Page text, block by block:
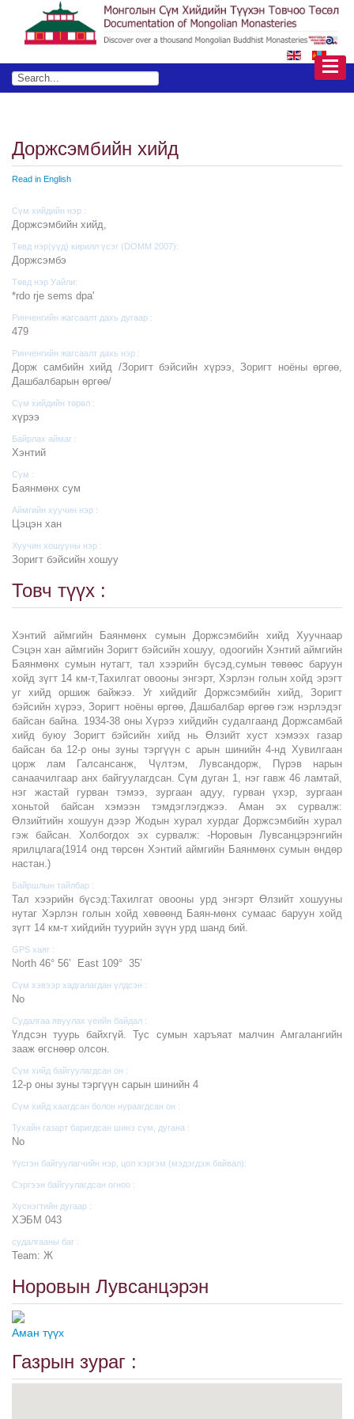
Доржсэмбийн хийд
Read in English
Сүм хийдийн нэр :
Доржсэмбийн хийд,
Төвд нэр(үүд) кирилл үсэг (DOMM 2007):
Доржсэмбэ
Төвд нэр Уайли:
*rdo rje sems dpa'
Ринченгийн жагсаалт дахь дугаар :
479
Ринченгийн жагсаалт дахь нэр :
Дорж сaмбийн хийд /Зоригт бэйсийн хүрээ, Зоригт ноёны өргөө,
Дашбалбарын өргөө/
Сүм хийдийн төрөл :
хүрээ
Байрлах аймаг :
Хэнтий
Сум :
Баянмөнх сум
Аймгийн хуучин нэр :
Цэцэн хан
Хуучин хошууны нэр :
Зоригт бэйсийн хошуу
Товч түүх :
Хэнтий аймгийн Баянмөнх сумын Доржсэмбийн хийд Хуучнаар
Сэцэн хан аймгийн Зоригт бэйсийн хошуу, одоогийн Хэнтий аймгийн
Баянмөнх сумын нутагт, тал хээрийн бүсэд,сумын төвөөс баруун
хойд зүгт 14 км-т,Тахилгат овооны энгэрт, Хэрлэн голын хойд эрэгт
уг хийд оршиж байжээ. Уг хийдийг Доржсэмбийн хийд, Зоригт
бэйсийн хүрээ, Зоригт ноёны өргөө, Дашбалбар өргөө гэж нэрлэдэг
байсан байна. 1934-38 оны Хүрээ хийдийн судалгаанд Доржсамбай
хийд буюу Зоригт бэйсийн хийд нь Өлзийт хуст хэмээх газар
байсан ба 12-р оны зуны тэргүүн с арын шинийн 4-нд Хувилгаан
цорж лам Галсансанж, Чүлтэм, Лувсандорж, Пүрэв нарын
санаачилгаар анх байгуулагдсан. Сүм дуган 1, нэг гавж 46 ламтай,
нэг жастай гурван тэмээ, зургаан адуу, гурван үхэр, зургаан
хоньтой байсан хэмээн тэмдэглэгджээ. Аман эх сурвалж:
Өлзийтийн хошуун дээр Жодын хурал хурдаг Доржсэмбийн хурал
гэж байсан. Холбогдох эх сурвалж: -Норовын Лувсанцэрэнгийн
ярилцлага(1914 онд төрсөн Хэнтий аймгийн Баянмөнх сумын өндөр
настан.)
Байршлын тайлбар :
Тал хээрийн бүсэд:Тахилгат овооны урд энгэрт Өлзийт хошууны
нутаг Хэрлэн голын хойд хөвөөнд Баян-мөнх сумаас баруун хойд
зүгт 14 км-т хийдийн туурийн зүүн урд шанд бий.
GPS хаяг :
North 46° 56’ East 109° 35’
Сүм хэвээр хадгалагдан үлдсэн :
No
Судалгаа явуулах үеийн байдал :
Үлдсэн туурь байхгүй. Тус сумын харъяат малчин Амгалангийн
зааж өгснөөр олсон.
Сүм хийд байгуулагдсан он :
12-р оны зуны тэргүүн сарын шинийн 4
Сүм хийд хаагдсан болон нураагдсан он :
Тухайн газарт баригдсан шинэ сүм, дугана :
No
Үүсгэн байгуулагчийн нэр, цол хэргэм (мэдэгдэж байвал):
Сэргээн байгуулагдсан огноо :
Хүснэгтийн дугаар :
ХЭБМ 043
судалгааны баг :
Team: Ж
Норовын Лувсанцэрэн
Аман түүх
Газрын зураг :